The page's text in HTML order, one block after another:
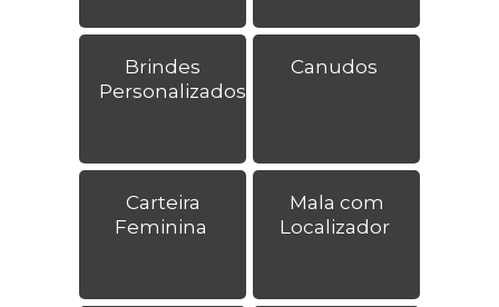
Brindes
Personalizados
Canudos
Carteira
Feminina
Mala com
Localizador